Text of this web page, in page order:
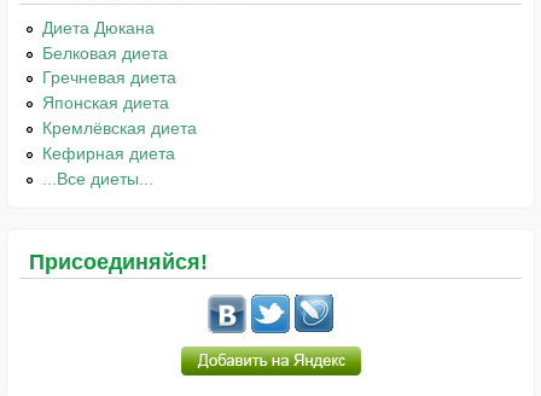
Диета Дюкана
Белковая диета
Гречневая диета
Японская диета
Кремлёвская диета
Кефирная диета
...Все диеты...
Присоединяйся!